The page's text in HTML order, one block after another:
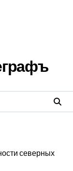
северных